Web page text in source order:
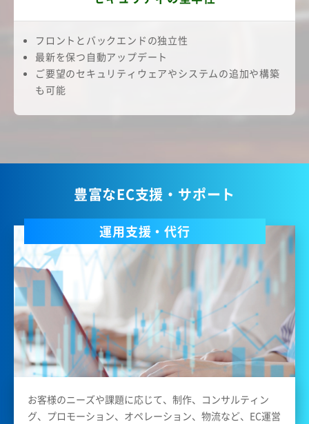
フロントとバックエンドの独立性
最新を保つ自動アップデート
ご要望のセキュリティウェアやシステムの追加や構築
も可能
豊富なEC支援・サポート
運用支援・代行
お客様のニーズや課題に応じて、制作、コンサルティン
グ、プロモーション、オペレーション、物流など、EC運営